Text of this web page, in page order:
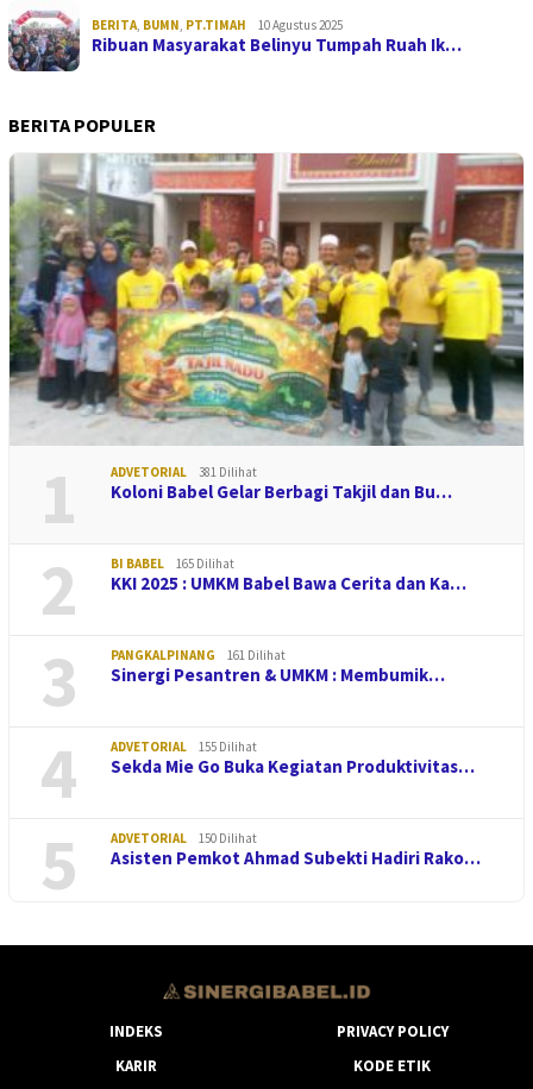
BERITA, BUMN, PT.TIMAH 10 Agustus 2025
Ribuan Masyarakat Belinyu Tumpah Ruah Ik…
BERITA POPULER
1 ADVETORIAL 381 Dilihat
Koloni Babel Gelar Berbagi Takjil dan Bu…
2 BI BABEL 165 Dilihat
KKI 2025 : UMKM Babel Bawa Cerita dan Ka…
3 PANGKALPINANG 161 Dilihat
Sinergi Pesantren & UMKM : Membumik…
4 ADVETORIAL 155 Dilihat
Sekda Mie Go Buka Kegiatan Produktivitas…
5 ADVETORIAL 150 Dilihat
Asisten Pemkot Ahmad Subekti Hadiri Rako…
INDEKS
PRIVACY POLICY
KARIR
KODE ETIK